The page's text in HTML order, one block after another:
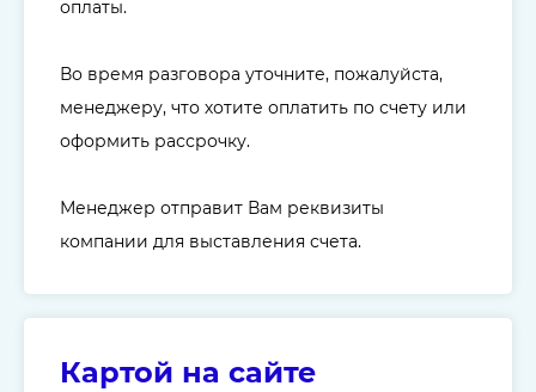
оплаты.
Во время разговора уточните, пожалуйста,
менеджеру, что хотите оплатить по счету или
оформить рассрочку.
Менеджер отправит Вам реквизиты
компании для выставления счета.
Картой на сайте